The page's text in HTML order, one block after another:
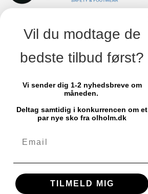
Lollandsvej 29
5500 Middelfart
Telefon: 64 41 11 66
Vil du modtage de
bedste tilbud først?
Vi sender dig 1-2 nyhedsbreve om
måneden.
Deltag samtidig i konkurrencen om et
par nye sko fra olholm.dk
TILMELD MIG